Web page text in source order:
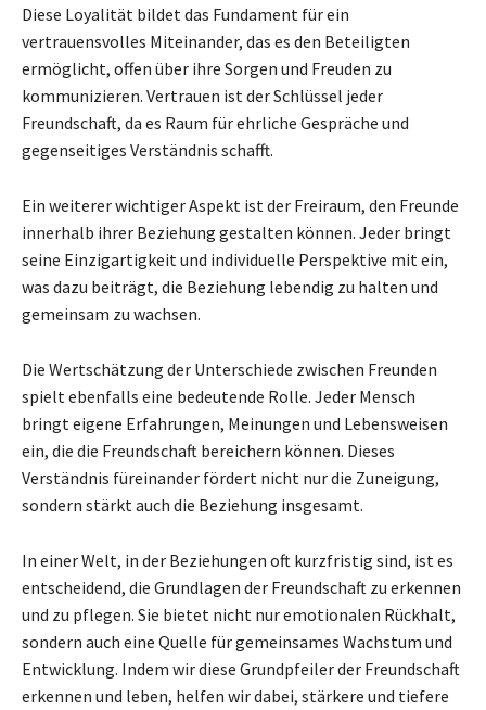
Diese Loyalität bildet das Fundament für ein
vertrauensvolles Miteinander, das es den Beteiligten
ermöglicht, offen über ihre Sorgen und Freuden zu
kommunizieren. Vertrauen ist der Schlüssel jeder
Freundschaft, da es Raum für ehrliche Gespräche und
gegenseitiges Verständnis schafft.
Ein weiterer wichtiger Aspekt ist der Freiraum, den Freunde
innerhalb ihrer Beziehung gestalten können. Jeder bringt
seine Einzigartigkeit und individuelle Perspektive mit ein,
was dazu beiträgt, die Beziehung lebendig zu halten und
gemeinsam zu wachsen.
Die Wertschätzung der Unterschiede zwischen Freunden
spielt ebenfalls eine bedeutende Rolle. Jeder Mensch
bringt eigene Erfahrungen, Meinungen und Lebensweisen
ein, die die Freundschaft bereichern können. Dieses
Verständnis füreinander fördert nicht nur die Zuneigung,
sondern stärkt auch die Beziehung insgesamt.
In einer Welt, in der Beziehungen oft kurzfristig sind, ist es
entscheidend, die Grundlagen der Freundschaft zu erkennen
und zu pflegen. Sie bietet nicht nur emotionalen Rückhalt,
sondern auch eine Quelle für gemeinsames Wachstum und
Entwicklung. Indem wir diese Grundpfeiler der Freundschaft
erkennen und leben, helfen wir dabei, stärkere und tiefere